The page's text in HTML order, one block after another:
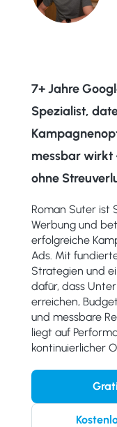
7+ Jahre
Spezialist,
messbar wirkt
ohne
Roman Suter ist
Werbung und
erfolgreiche
Ads. Mit
Strategien und
dafür, dass
erreichen,
und messbare
liegt auf
kontinuierlicher